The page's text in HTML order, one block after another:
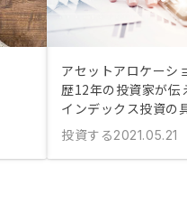
アセットアロケーシ
歴12年の投資家が伝
インデックス投資の
投資する2021.05.21